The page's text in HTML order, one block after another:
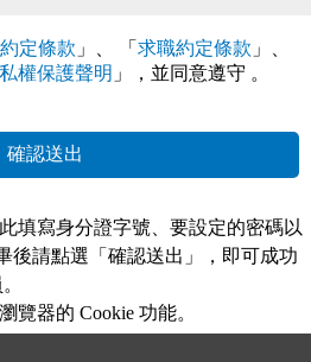
定條款 」、 「 求職約定條款 」、
權保護聲明 」，並同意遵守 。
確認送出
填寫身分證字號、要設定的密碼以
後請點選「確認送出」，即可成功
器的 Cookie 功能。